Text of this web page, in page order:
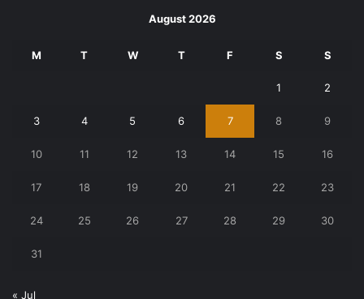
August 2026
M T W T F S S
1 2
3 4 5 6 7 8 9
10 11 12 13 14 15 16
17 18 19 20 21 22 23
24 25 26 27 28 29 30
31
« Jul